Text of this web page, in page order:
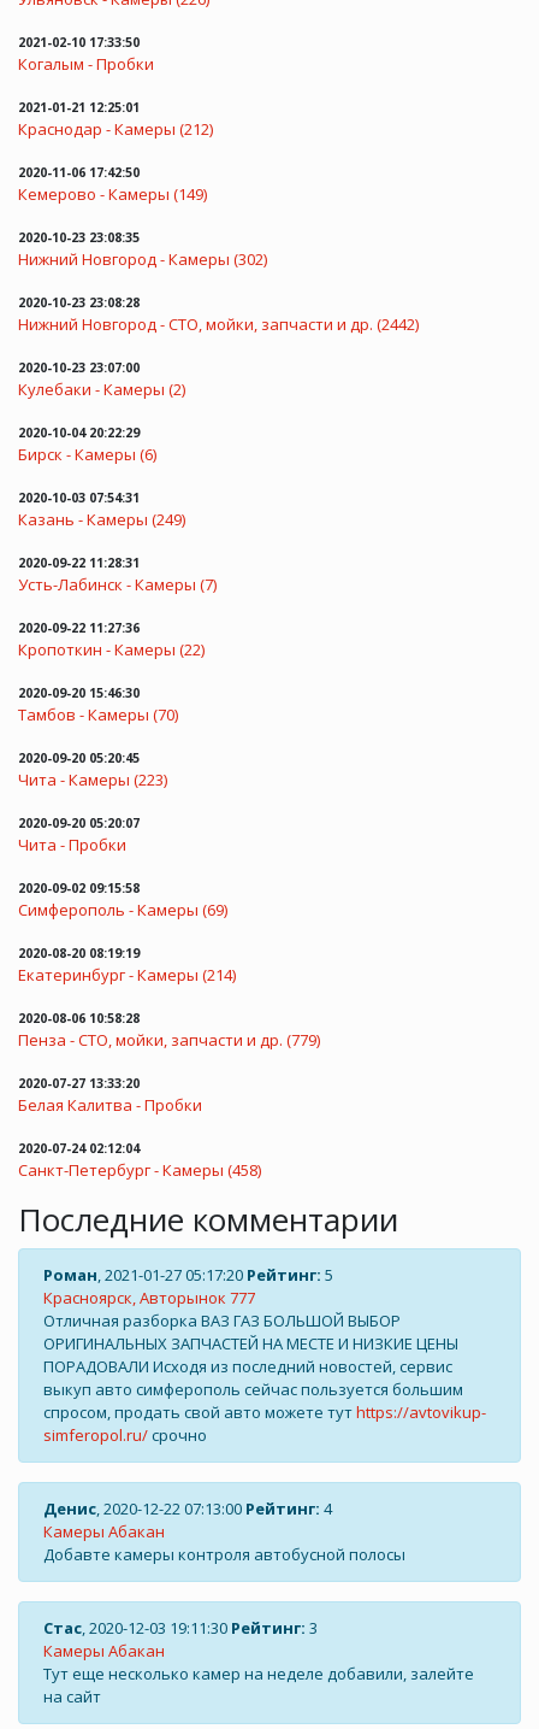
2021-02-10 17:33:50
Когалым - Пробки
2021-01-21 12:25:01
Краснодар - Камеры (212)
2020-11-06 17:42:50
Кемерово - Камеры (149)
2020-10-23 23:08:35
Нижний Новгород - Камеры (302)
2020-10-23 23:08:28
Нижний Новгород - СТО, мойки, запчасти и др. (2442)
2020-10-23 23:07:00
Кулебаки - Камеры (2)
2020-10-04 20:22:29
Бирск - Камеры (6)
2020-10-03 07:54:31
Казань - Камеры (249)
2020-09-22 11:28:31
Усть-Лабинск - Камеры (7)
2020-09-22 11:27:36
Кропоткин - Камеры (22)
2020-09-20 15:46:30
Тамбов - Камеры (70)
2020-09-20 05:20:45
Чита - Камеры (223)
2020-09-20 05:20:07
Чита - Пробки
2020-09-02 09:15:58
Симферополь - Камеры (69)
2020-08-20 08:19:19
Екатеринбург - Камеры (214)
2020-08-06 10:58:28
Пенза - СТО, мойки, запчасти и др. (779)
2020-07-27 13:33:20
Белая Калитва - Пробки
2020-07-24 02:12:04
Санкт-Петербург - Камеры (458)
Последние комментарии
Роман, 2021-01-27 05:17:20 Рейтинг: 5
Красноярск, Авторынок 777
Отличная разборка ВАЗ ГАЗ БОЛЬШОЙ ВЫБОР
ОРИГИНАЛЬНЫХ ЗАПЧАСТЕЙ НА МЕСТЕ И НИЗКИЕ ЦЕНЫ
ПОРАДОВАЛИ Исходя из последний новостей, сервис
выкуп авто симферополь сейчас пользуется большим
спросом, продать свой авто можете тутhttps://avtovikup-
simferopol.ru/срочно
Денис, 2020-12-22 07:13:00 Рейтинг: 4
Камеры Абакан
Добавте камеры контроля автобусной полосы
Стас, 2020-12-03 19:11:30 Рейтинг: 3
Камеры Абакан
Тут еще несколько камер на неделе добавили, залейте
на сайт